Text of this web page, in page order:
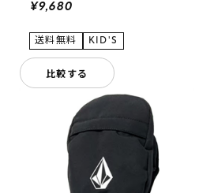
¥9,680
比較する